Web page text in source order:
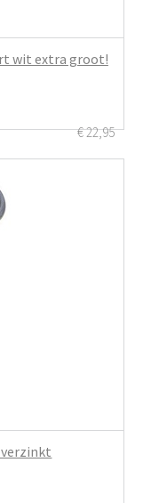
wit extra groot!
€22,95